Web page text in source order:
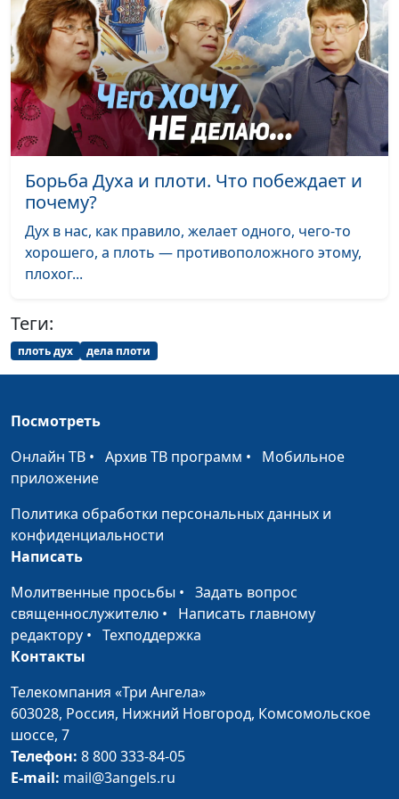
покаяние
священнослужитель
Какой день святой?
(вторая часть)
Андрей Качалаба,
священнослужитель
#60
Какой день святой?
(первая часть)
Андрей Качалаба,
священнослужитель
Конец света —
библейский взгляд
Андрей Качалаба,
священнослужитель
#58
Как реагировать на
критику
священнослужитель
Что нас ждёт в новом
Кто придумал
Рождество?
как таким стать?
Что общего у Красной
книги и Божьей Книги
жизни?
Андрей Качалаба,
Жить, чтобы покупать?
Любостяжание: почему
не надо гнаться за
скидками?
Андрей Качалаба,
священнослужитель
Может ли Бог
обижаться?
священнослужитель
Исход из Египта:
золотой телец
Андрей Качалаба,
Клевета: как
Борьба Духа и плоти. Что побеждает и
почему?
Дух в нас, как правило, желает одного, чего-то
хорошего, а плоть — противоположного этому,
плохог...
Теги:
плоть дух дела плоти
Посмотреть
Онлайн ТВ • Архив ТВ программ • Мобильное
приложение
Политика обработки персональных данных и
конфиденциальности
Написать
Молитвенные просьбы • Задать вопрос
священнослужителю • Написать главному
редактору • Техподдержка
Контакты
Телекомпания «Три Ангела»
603028, Россия, Нижний Новгород, Комсомольское
шоссе, 7
Телефон: 8 800 333-84-05
E-mail: mail@3angels.ru